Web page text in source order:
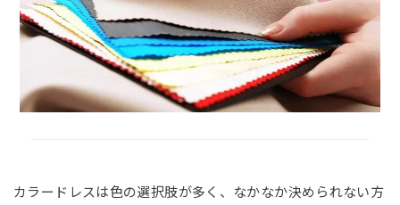
カラードレスは色の選択肢が多く、なかなか決められない方